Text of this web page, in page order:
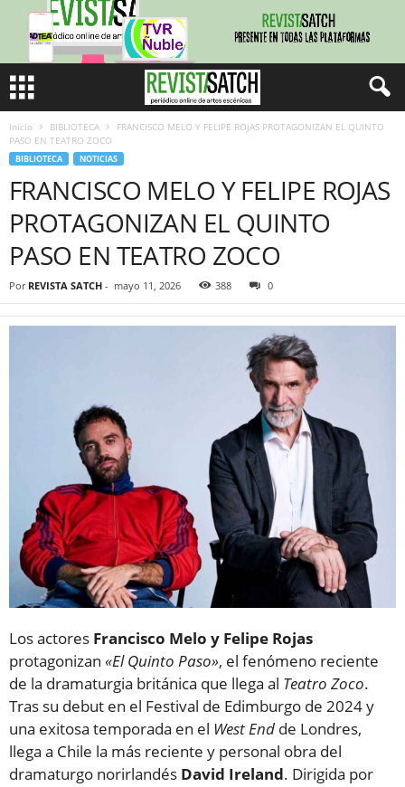
Inicio BIBLIOTECA
FRANCISCO MELO Y FELIPE ROJAS PROTAGONIZAN EL QUINTO
PASO EN TEATRO ZOCO
BIBLIOTECA NOTICIAS
FRANCISCO MELO Y FELIPE ROJAS
PROTAGONIZAN EL QUINTO
PASO EN TEATRO ZOCO
Por REVISTA SATCH - mayo 11, 2026 388 0
Los actores Francisco Melo y Felipe Rojas
protagonizan «El Quinto Paso», el fenómeno reciente
de la dramaturgia británica que llega al Teatro Zoco.
Tras su debut en el Festival de Edimburgo de 2024 y
una exitosa temporada en el West End de Londres,
llega a Chile la más reciente y personal obra del
dramaturgo norirlandés David Ireland. Dirigida por